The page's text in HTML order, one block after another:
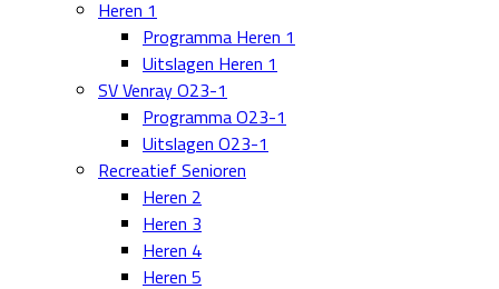
Heren 1
Programma Heren 1
Uitslagen Heren 1
SV Venray O23-1
Programma O23-1
Uitslagen O23-1
Recreatief Senioren
Heren 2
Heren 3
Heren 4
Heren 5